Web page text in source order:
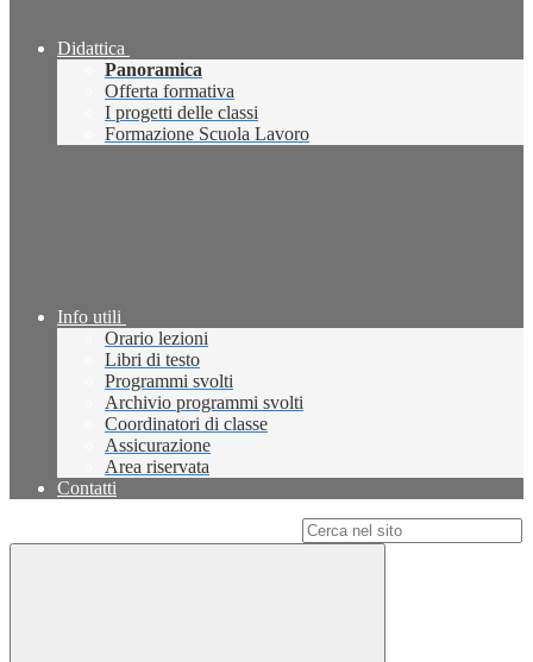
Didattica
Panoramica
Offerta formativa
I progetti delle classi
Formazione Scuola Lavoro
Info utili
Orario lezioni
Libri di testo
Programmi svolti
Archivio programmi svolti
Coordinatori di classe
Assicurazione
Area riservata
Contatti